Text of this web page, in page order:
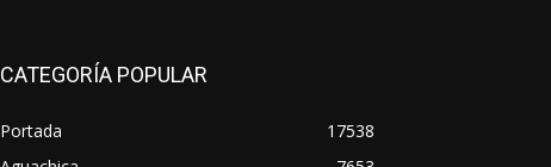
CATEGORÍA POPULAR
Portada
17538